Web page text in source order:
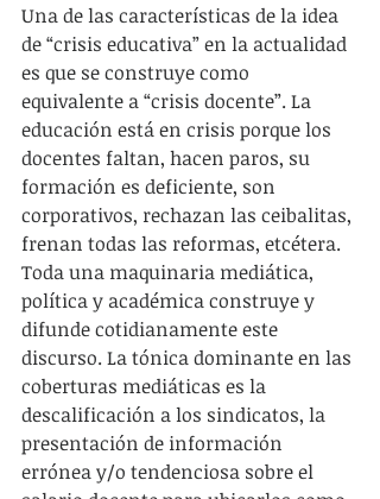
Una de las características de la idea
de “crisis educativa” en la actualidad
es que se construye como
equivalente a “crisis docente”. La
educación está en crisis porque los
docentes faltan, hacen paros, su
formación es deficiente, son
corporativos, rechazan las ceibalitas,
frenan todas las reformas, etcétera.
Toda una maquinaria mediática,
política y académica construye y
difunde cotidianamente este
discurso. La tónica dominante en las
coberturas mediáticas es la
descalificación a los sindicatos, la
presentación de información
errónea y/o tendenciosa sobre el